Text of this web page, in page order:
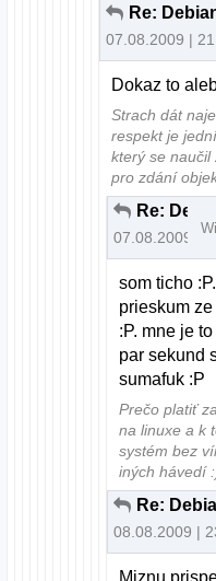
07.08.2009 |
Dokaz to
Strach dát
respekt je
který se naučil
pro zdání
07.08.2009 |
som ticho
prieskum
:P. mne je
par sekund
sumafuk :P
Prečo platiť
na linuxe a k
systém bez
iných hávedí
08.08.2009 |
Miznu